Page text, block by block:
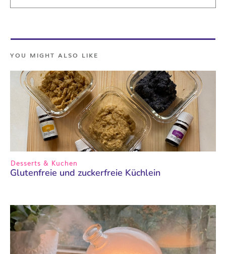
YOU MIGHT ALSO LIKE
Desserts & Kuchen
Glutenfreie und zuckerfreie Küchlein